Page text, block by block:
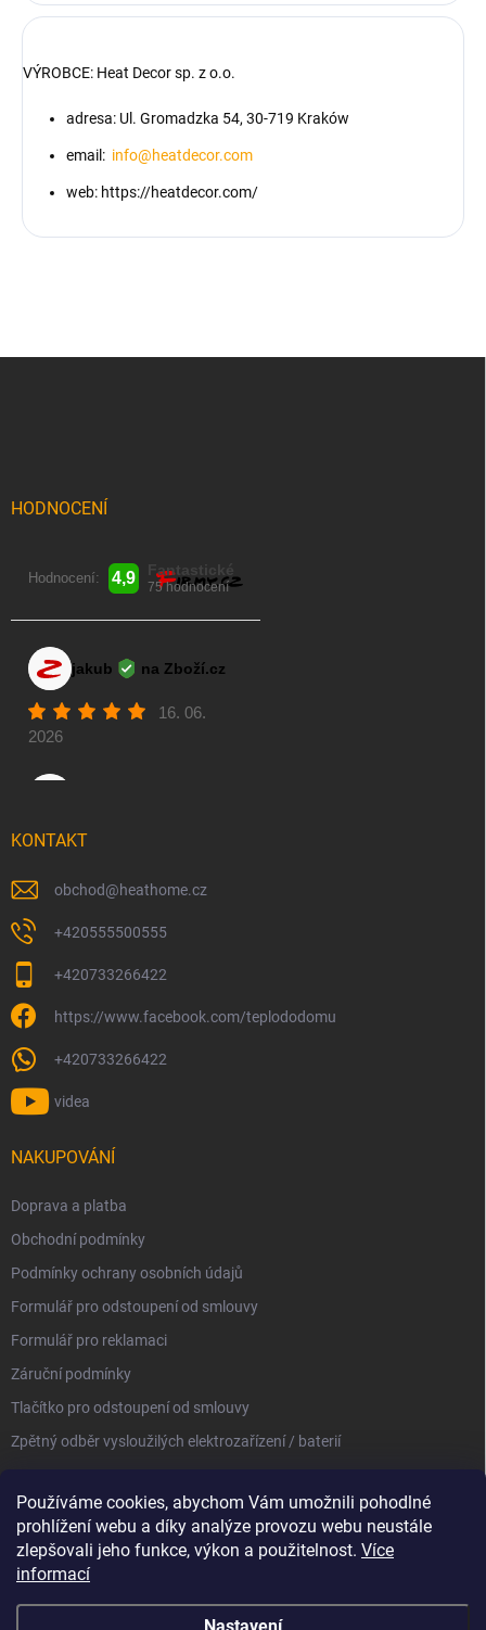
Používáme cookies, abychom Vám umožnili pohodlné
prohlížení webu a díky analýze provozu webu neustále
zlepšovali jeho funkce, výkon a použitelnost. Více
informací
VÝROBCE: Heat Decor sp. z o.o.
adresa: Ul. Gromadzka 54, 30-719 Kraków
email: info@heatdecor.com
web: https://heatdecor.com/
HODNOCENÍ
KONTAKT
obchod@heathome.cz
+420555500555
+420733266422
https://www.facebook.com/teplododomu
+420733266422
videa
NAKUPOVÁNÍ
Doprava a platba
Obchodní podmínky
Podmínky ochrany osobních údajů
Formulář pro odstoupení od smlouvy
Formulář pro reklamaci
Záruční podmínky
Tlačítko pro odstoupení od smlouvy
Zpětný odběr vysloužilých elektrozařízení / baterií